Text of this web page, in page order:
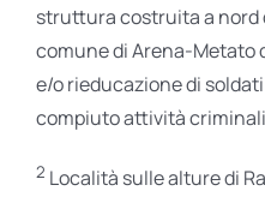
struttura costruita a nord
comune di Arena-Metato
e/o rieducazione di
compiuto attività
2 Località sulle alture di